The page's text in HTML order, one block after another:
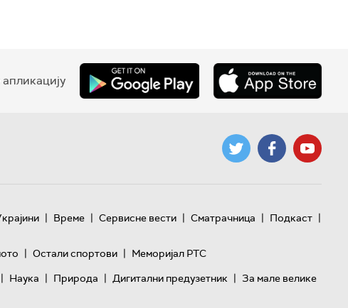
| Време | Сервисне вести | Сматрачница | Подкаст |
| Остали спортови | Меморијал РТС
| Наука | Природа | Дигитални предузетник | За мале велике